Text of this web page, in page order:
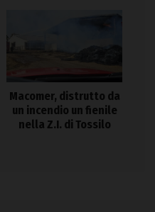
Macomer, distrutto da
un incendio un fienile
nella Z.I. di Tossilo